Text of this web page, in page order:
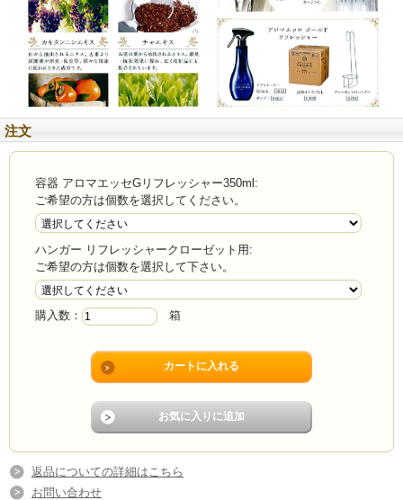
注文
容器 アロマエッセGリフレッシャー350ml:
ご希望の方は個数を選択してください。
ハンガー リフレッシャークローゼット用:
ご希望の方は個数を選択して下さい。
購入数： 箱
返品についての詳細はこちら
お問い合わせ